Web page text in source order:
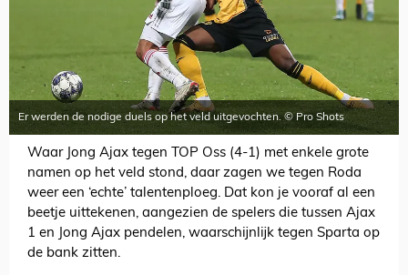
Er werden de nodige duels op het veld uitgevochten. © Pro Shots
Waar Jong Ajax tegen TOP Oss (4-1) met enkele grote
namen op het veld stond, daar zagen we tegen Roda
weer een ‘echte’ talentenploeg. Dat kon je vooraf al een
beetje uittekenen, aangezien de spelers die tussen Ajax
1 en Jong Ajax pendelen, waarschijnlijk tegen Sparta op
de bank zitten.